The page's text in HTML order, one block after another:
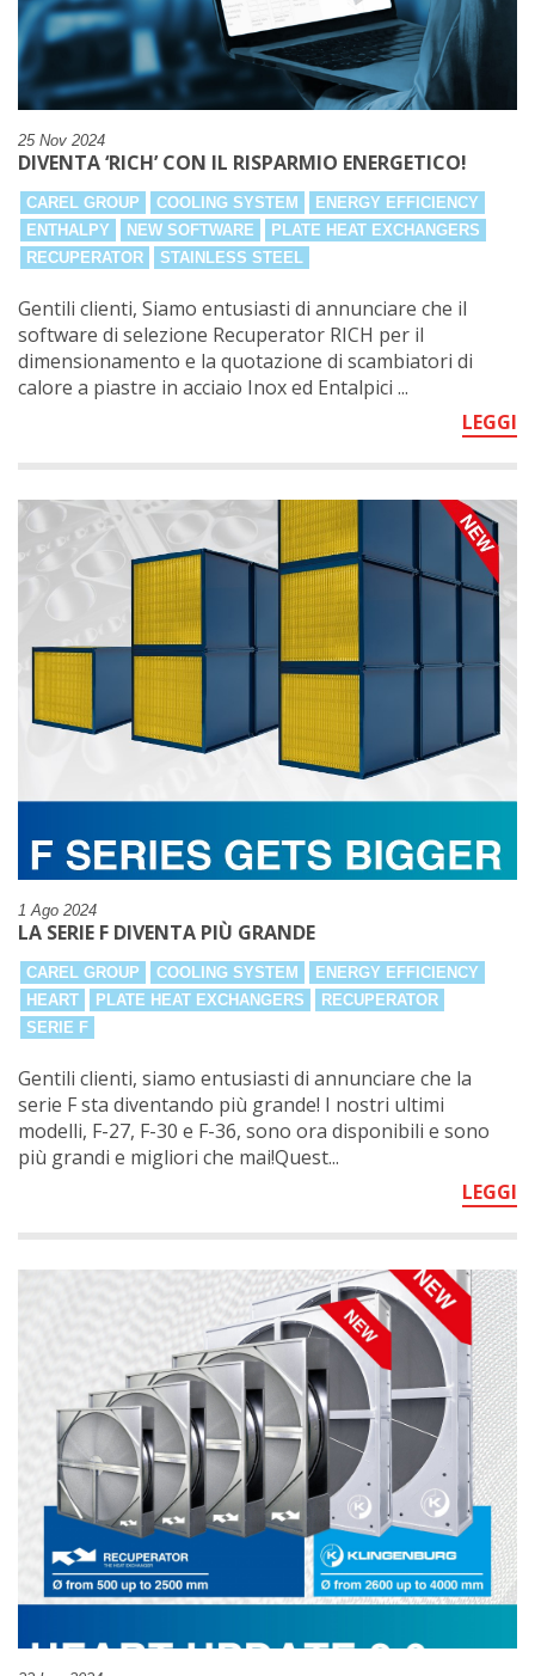
25 Nov 2024
DIVENTA ‘RICH’ CON IL RISPARMIO ENERGETICO!
CAREL GROUP COOLING SYSTEM
ENERGY EFFICIENCY
ENTHALPY
NEW SOFTWARE
PLATE HEAT EXCHANGERS
RECUPERATOR
STAINLESS STEEL
Gentili clienti, Siamo entusiasti di annunciare che il
software di selezione Recuperator RICH per il
dimensionamento e la quotazione di scambiatori di
calore a piastre in acciaio Inox ed Entalpici ...
LEGGI
1 Ago 2024
LA SERIE F DIVENTA PIÙ GRANDE
CAREL GROUP COOLING SYSTEM
ENERGY EFFICIENCY
HEART
PLATE HEAT EXCHANGERS
RECUPERATOR
SERIE F
Gentili clienti, siamo entusiasti di annunciare che la
serie F sta diventando più grande! I nostri ultimi
modelli, F-27, F-30 e F-36, sono ora disponibili e sono
più grandi e migliori che mai!Quest...
LEGGI